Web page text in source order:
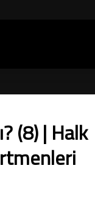
(8) | Halk